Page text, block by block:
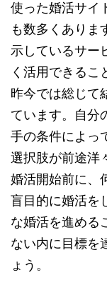
使った婚活サイ
も数多くありま
示しているサー
く活用できるこ
昨今では総じて
ています。自分
手の条件によっ
選択肢が前途洋
婚活開始前に、
盲目的に婚活を
な婚活を進める
ない内に目標を
ょう。